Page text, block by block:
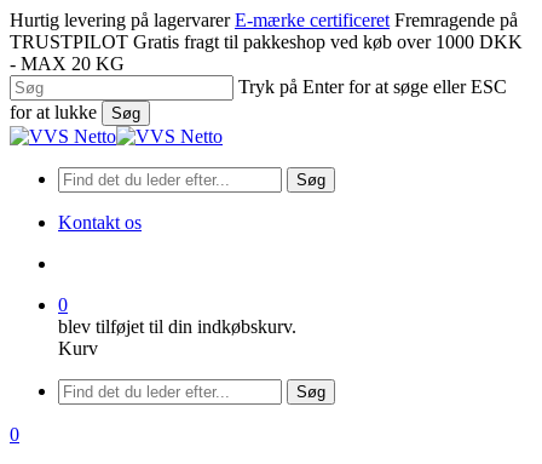
Spring
til
hovedindhold
Hurtig levering på lagervarer E-mærke certificeret Fremragende på
TRUSTPILOT Gratis fragt til pakkeshop ved køb over 1000 DKK
- MAX 20 KG
Tryk på Enter for at søge eller ESC
for at lukke
Søg
Luk
Søg
Kontakt os
0
blev tilføjet til din indkøbskurv.
Kurv
Menu
Søg
søge
0